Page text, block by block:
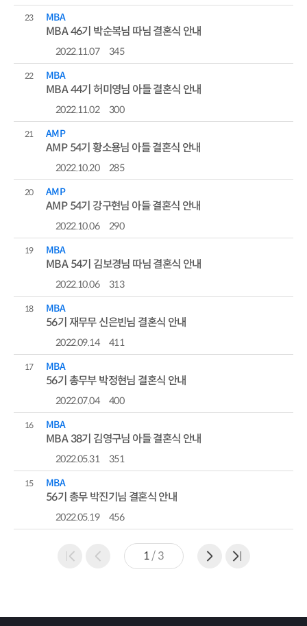
23 MBA
MBA 46기 박순복님 따님 결혼식 안내
2022.11.07 345
22 MBA
MBA 44기 허미영님 아들 결혼식 안내
2022.11.02 300
21 AMP
AMP 54기 황소용님 아들 결혼식 안내
2022.10.20 285
20 AMP
AMP 54기 강구현님 아들 결혼식 안내
2022.10.06 290
19 MBA
MBA 54기 김보경님 따님 결혼식 안내
2022.10.06 313
18 MBA
56기 재무무 신은빈님 결혼식 안내
2022.09.14 411
17 MBA
56기 총무부 박정현님 결혼식 안내
2022.07.04 400
16 MBA
MBA 38기 김영구님 아들 결혼식 안내
2022.05.31 351
15 MBA
56기 총무 박진기님 결혼식 안내
2022.05.19 456
1/3